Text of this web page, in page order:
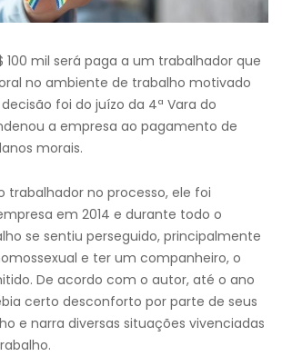
100 mil será paga a um trabalhador que
no ambiente de trabalho motivado
foi do juízo da 4ª Vara do
a empresa ao pagamento de
morais.
trabalhador no processo, ele foi
em 2014 e durante todo o
se sentiu perseguido, principalmente
e ter um companheiro, o
De acordo com o autor, até o ano
certo desconforto por parte de seus
e narra diversas situações vivenciadas